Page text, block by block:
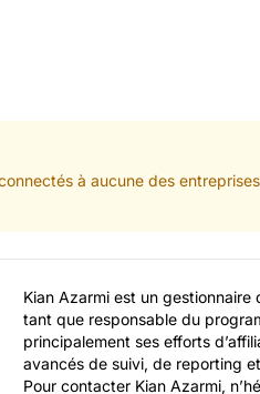
à aucune des
Kian Azarmi est un gestionnaire
tant que responsable du
principalement ses efforts
avancés de suivi, de reporting
Pour contacter Kian Azarmi,